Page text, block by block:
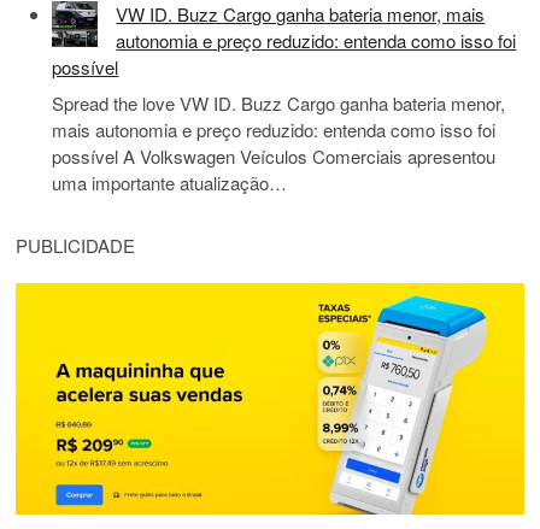
VW ID. Buzz Cargo ganha bateria menor, mais
autonomia e preço reduzido: entenda como isso foi
possível
Spread the love VW ID. Buzz Cargo ganha bateria menor,
mais autonomia e preço reduzido: entenda como isso foi
possível A Volkswagen Veículos Comerciais apresentou
uma importante atualização…
PUBLICIDADE